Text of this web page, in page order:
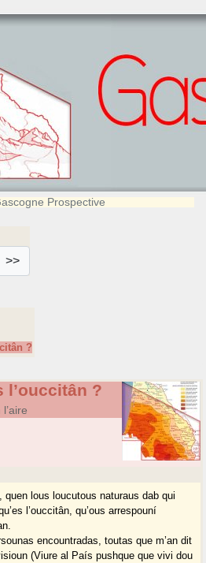
Prospective
>>
?
l’ouccitân ?
lous loucutous naturaus dab qui
l’ouccitân, qu’ous arrespouní
encountradas, toutas que m’an dit
(Viure al País pushque que vivi dou